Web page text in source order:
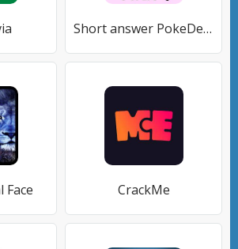
Short answer PokeDex Quiz
Face CrackMe